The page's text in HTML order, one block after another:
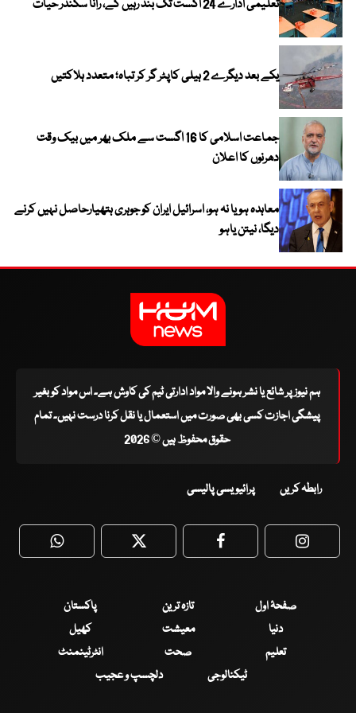
تعلیمی ادارے 24 اگست تک بند رہیں گے، رانا سکندر حیات
یکے بعد دیگرے 2 ہیلی کاپٹر گر کر تباہ؛ متعدد ہلاکتیں
جماعت اسلامی کا 16 اگست سے ملک بھر میں بیک وقت
دھرنوں کا اعلان
معاہدہ ہو یا نہ ہو، اسرائیل ایران کو جوہری ہتھیارحاصل نہیں کرنے
دیگا، نیتن یاہو
ہم نیوز پر شائع یا نشر ہونے والا مواد ادارتی ٹیم کی کاوش ہے۔ اس مواد کو بغیر
پیشگی اجازت کسی بھی صورت میں استعمال یا نقل کرنا درست نہیں۔ تمام
حقوق محفوظ ہیں © 2026
رابطہ کریں پرائیویسی پالیسی
WhatsApp Twitter Facebook
صفحۂ اول تازہ ترین
پاکستان
دنیا
معیشت
کھیل
تعلیم
صحت
انٹرٹینمنٹ
ٹیکنالوجی
دلچسپ و عجیب